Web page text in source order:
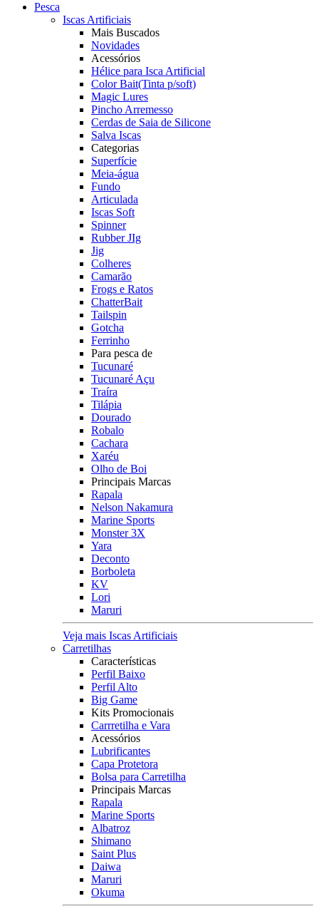
Pesca
Iscas Artificiais
Mais Buscados
Novidades
Acessórios
Hélice para Isca Artificial
Color Bait(Tinta p/soft)
Magic Lures
Pincho Arremesso
Cerdas de Saia de Silicone
Salva Iscas
Categorias
Superfície
Meia-água
Fundo
Articulada
Iscas Soft
Spinner
Rubber JIg
Jig
Colheres
Camarão
Frogs e Ratos
ChatterBait
Tailspin
Gotcha
Ferrinho
Para pesca de
Tucunaré
Tucunaré Açu
Traíra
Tilápia
Dourado
Robalo
Cachara
Xaréu
Olho de Boi
Principais Marcas
Rapala
Nelson Nakamura
Marine Sports
Monster 3X
Yara
Deconto
Borboleta
KV
Lori
Maruri
Veja mais Iscas Artificiais
Carretilhas
Características
Perfil Baixo
Perfil Alto
Big Game
Kits Promocionais
Carrretilha e Vara
Acessórios
Lubrificantes
Capa Protetora
Bolsa para Carretilha
Principais Marcas
Rapala
Marine Sports
Albatroz
Shimano
Saint Plus
Daiwa
Maruri
Okuma